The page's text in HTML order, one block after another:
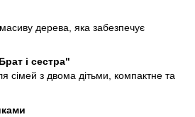
дерева, яка забезпечує
і сестра"
сімей з двома дітьми, компактне та